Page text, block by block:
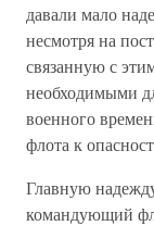
давали мало
несмотря на
связанную с
необходимыми
военного
флота к
Главную
командующий